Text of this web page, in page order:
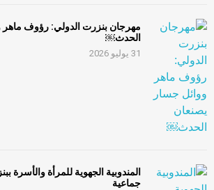
مهرجان بنزرت الدولي: رؤوف ماهر
الحدث￼
31 يوليو 2026
المندوبية الجهوية للمرأة والأسرة
جماعية